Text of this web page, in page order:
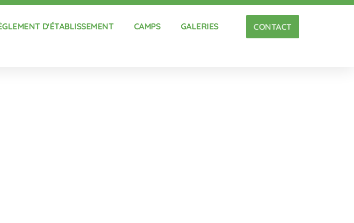
D'ÉTABLISSEMENT CAMPS GALERIES CONTACT